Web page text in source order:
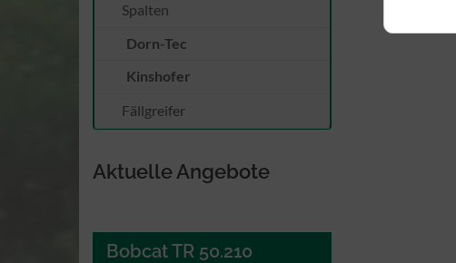
Spalten
Dorn-Tec
Kinshofer
Fällgreifer
Aktuelle Angebote
Bobcat TR 50.210